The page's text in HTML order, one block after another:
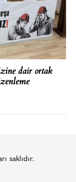
dair ortak
saklıdır.